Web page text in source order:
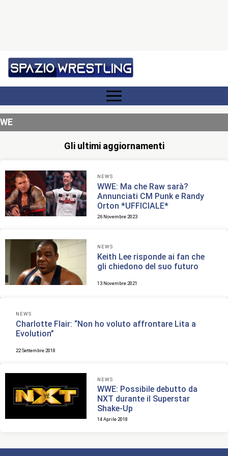
WE
Gli ultimi aggiornamenti
NEWS
WWE: Ma che Raw sarà?
Annunciati CM Punk e Randy
Orton *UFFICIALE*
26 Novembre 2023
NEWS
Keith Lee risponde ai fan che
gli chiedono del suo futuro
13 Novembre 2021
NEWS
Charlotte Flair: “Non ho voluto affrontare Lita a
Evolution”
22 Settembre 2018
NEWS
WWE: Possibile debutto da
NXT durante il Superstar
Shake-Up
14 Aprile 2018